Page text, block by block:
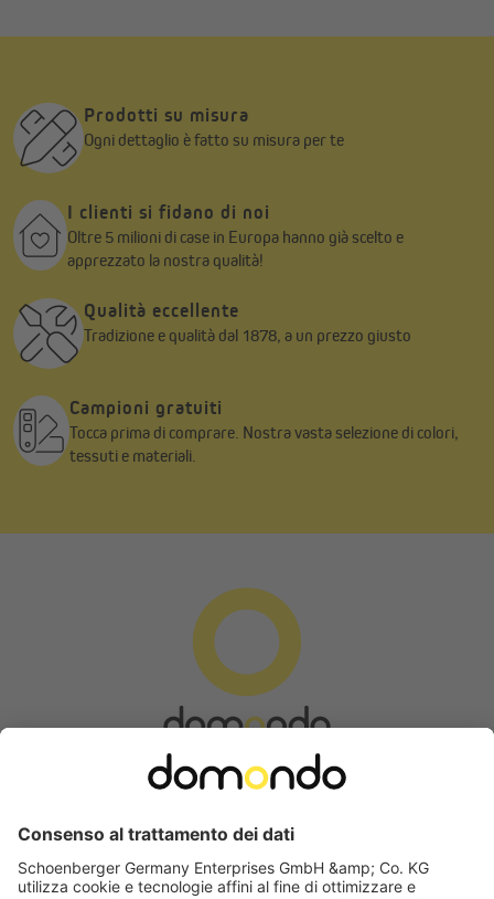
Prodotti su misura
Ogni dettaglio è fatto su misura per te
I clienti si fidano di noi
Oltre 5 milioni di case in Europa hanno già scelto e
apprezzato la nostra qualità!
Qualità eccellente
Tradizione e qualità dal 1878, a un prezzo giusto
Campioni gratuiti
Tocca prima di comprare. Nostra vasta selezione di colori,
tessuti e materiali.
Modulo di recesso